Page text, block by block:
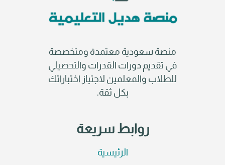
منصة سعودية معتمدة ومتخصصة
في تقديم دورات القدرات والتحصيلي
للطلاب والمعلمين لاجتياز اختباراتك
بكل ثقة.
روابط سريعة
الرئيسية